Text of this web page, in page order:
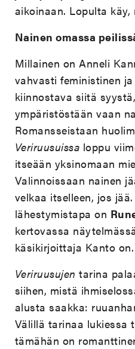
aikoinaan. Lopulta käy,
Nainen omassa
Millainen on Anneli
vahvasti feministinen
kiinnostava siitä
ympäristöstään vaan
Romansseistaan
Veriruusuissa loppu
itseään yksinomaan
Valinnoissaan nainen
velkaa itselleen, jos
lähestymistapa on
kertovassa
käsikirjoittaja Kanto on.
Veriruusujen tarina
siihen, mistä
alusta saakka:
Välillä tarinaa lukiessa
tämähän on